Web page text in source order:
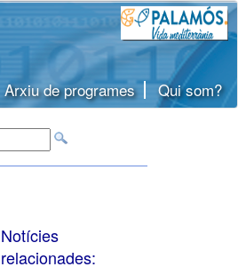
Arxiu de programes Qui som?
Notícies
relacionades: